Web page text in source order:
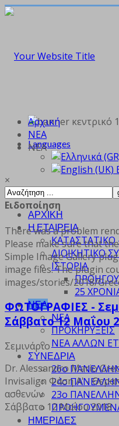
Languages
ΑΡΧΙΚΗ
Η ΕΤΑΙΡΕΙΑ
ΔΙΟΙΚΗΤΙΚΟ
ΙΣΤΟΡΙΑ
25
ΝΕΑ
ΝΕΑ
ΠΡΟΚΗΡΥΞΕΙΣ
ΝΕΑ ΑΛΛΩΝ
ΣΥΝΕΔΡΙΑ
26ο
24ο
23ο
ΗΜΕΡΙΔΕΣ
Αρχική
ΝΕΑ
ΝΕΑ
×
Ειδοποίηση
There was a problem
Please make sure that
Simple Image Gallery
image files. The plugin
images/stories/2018/
ΦΩΤΟΓΡΑΦΙΕΣ -
Σάββατο 12 Μαΐου
Σεμινάριο
Dr. Alessandro Mario
Invisalign Φάση Α' -
ασθενών
Σάββατο 12 Μαΐου 2018